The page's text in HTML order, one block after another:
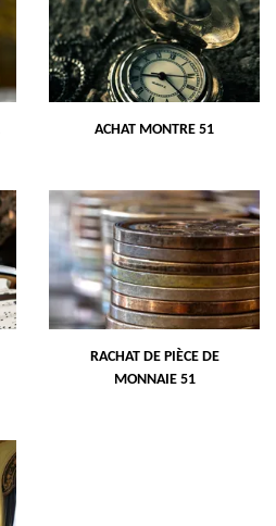
ACHAT MONTRE 51
RACHAT DE PIÈCE DE
MONNAIE 51